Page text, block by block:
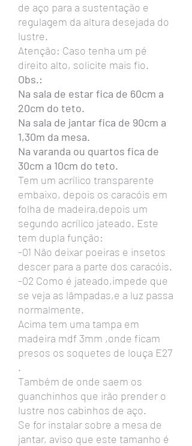
de aço para a sustentação e
regulagem da altura desejada do
lustre.
Atenção: Caso tenha um pé
direito alto, solicite mais fio.
Obs.:
Na sala de estar fica de 60cm a
20cm do teto.
Na sala de jantar fica de 90cm a
1,30m da mesa.
Na varanda ou quartos fica de
30cm a 10cm do teto.
Tem um acrílico transparente
embaixo, depois os caracóis em
folha de madeira,depois um
segundo acrílico jateado. Este
tem dupla função:
-01 Não deixar poeiras e insetos
descer para a parte dos caracóis.
-02 Como é jateado,impede que
se veja as lâmpadas,e a luz passa
normalmente.
Acima tem uma tampa em
madeira mdf 3mm ,onde ficam
presos os soquetes de louça E27
.
Também de onde saem os
guanchinhos que irão prender o
lustre nos cabinhos de aço.
Se for instalar sobre a mesa de
jantar, aviso que este tamanho é